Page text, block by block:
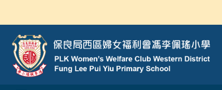
content